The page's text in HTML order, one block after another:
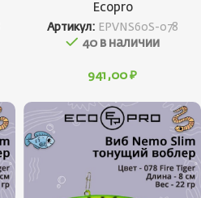
Ecopro
Артикул: EPVNS60S-078
40 в наличии
941,00 ₽